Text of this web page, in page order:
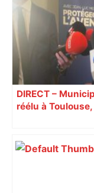
dynamique qui
responsabilité"
DIRECT –
réélu à